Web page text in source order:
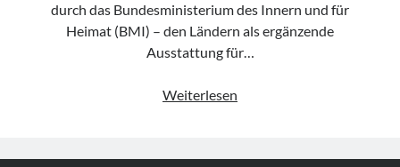
durch das Bundesministerium des Innern und für
Heimat (BMI) – den Ländern als ergänzende
Ausstattung für…
Weiterlesen
–